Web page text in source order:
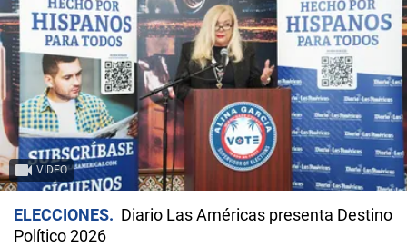
VIDEO
ELECCIONES
Diario Las Américas presenta Destino
Político 2026